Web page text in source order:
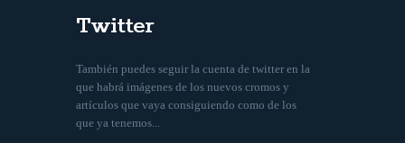
Twitter
También puedes seguir la cuenta de twitter en la
que habrá imágenes de los nuevos cromos y
artículos que vaya consiguiendo como de los
que ya tenemos...